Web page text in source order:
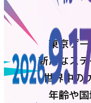
アクセス
オフィシ
注意事項
東京ゲ
新たなステ
世界中の
年齢や国